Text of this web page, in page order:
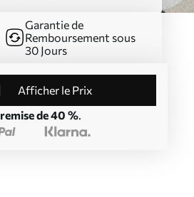
Garantie de
Remboursement sous
30 Jours
Afficher le Prix
remise de 40 %.